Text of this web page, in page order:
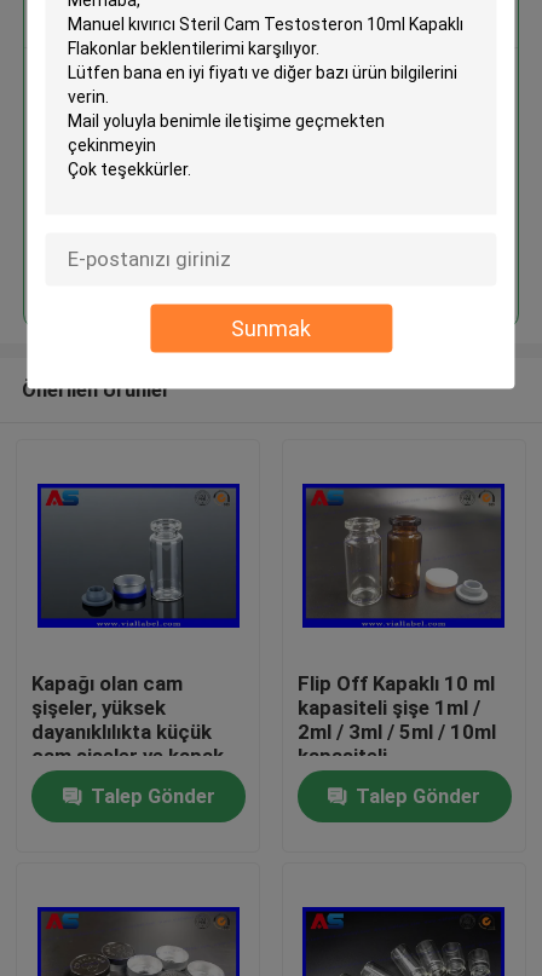
Sunmak
Ev
Hakkımızda
En İyi Fiyatı Alın
Manuel kıvırıcı Steril Cam
Testosteron 10ml Kapaklı
Devam et
Önerilen Ürünler
Kapağı olan cam
şişeler, yüksek
dayanıklılıkta küçük
cam şişeler ve kapak
açılır
Talep Gönder
Flip Off Kapaklı 10 ml
kapasiteli şişe 1ml /
2ml / 3ml / 5ml / 10ml
kapasiteli
Talep Gönder